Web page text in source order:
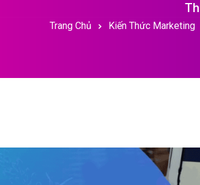
Trang Chủ Kiến Thức Marketing